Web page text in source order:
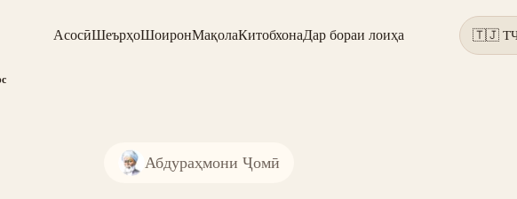
АсосӣШеърҳоШоиронМақолаКитобхонаДар бораи лоиҳа
Абдураҳмони Ҷомӣ